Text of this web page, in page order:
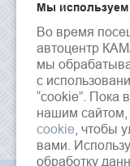
Мы
Во время
автоцентр
мы
с
“cookie”. Пока
нашим
cookie , чтобы
вами.
обработку